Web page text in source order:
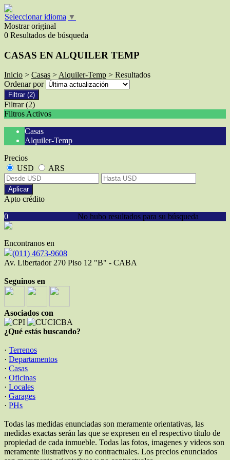
Seleccionar idioma ▼
Mostrar original
0 Resultados de búsqueda
CASAS EN ALQUILER TEMP
Inicio > Casas >Alquiler-Temp > Resultados
Ordenar por
Filtrar (2)
Filtrar (2)
Filtros Activos
Casas
Alquiler-Temp
Precios
USD
ARS
Aplicar
Apto crédito
No hubo resultados para su búsqueda
0
Encontranos en
(011) 4673-9608
Av. Libertador 270 Piso 12 "B" - CABA
Seguinos en
Asociados con
¿Qué estás buscando?
· Terrenos
· Departamentos
· Casas
· Oficinas
· Locales
· Garages
· PHs
Todas las medidas enunciadas son meramente orientativas, las
medidas exactas serán las que se expresen en el respectivo título de
propiedad de cada inmueble. Todas las fotos, imagenes y videos son
meramente ilustrativos y no contractuales. Los precios enunciados